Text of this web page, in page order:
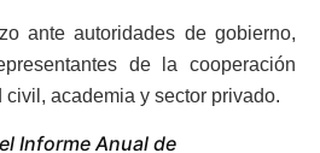
ante autoridades de gobierno,
de la cooperación
academia y sector privado.
Informe Anual de